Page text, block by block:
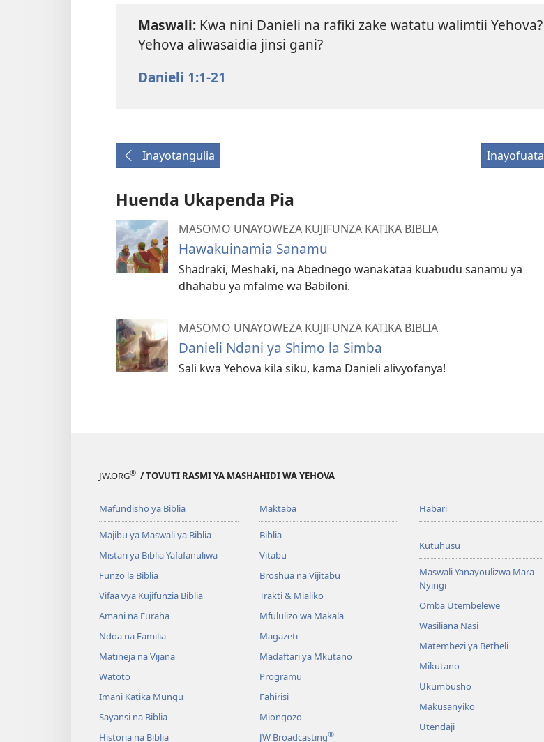
Maswali: Kwa nini Danieli na rafiki zake watatu walimtii Yehova?
Yehova aliwasaidia jinsi gani?
Danieli 1:1-21
Inayotangulia Inayofuata
Huenda Ukapenda Pia
MASOMO UNAYOWEZA KUJIFUNZA KATIKA BIBLIA
Hawakuinamia Sanamu
Shadraki, Meshaki, na Abednego wanakataa kuabudu sanamu ya
dhahabu ya mfalme wa Babiloni.
MASOMO UNAYOWEZA KUJIFUNZA KATIKA BIBLIA
Danieli Ndani ya Shimo la Simba
Sali kwa Yehova kila siku, kama Danieli alivyofanya!
JW.ORG® / TOVUTI RASMI YA MASHAHIDI WA YEHOVA
Mafundisho ya Biblia
Majibu ya Maswali ya Biblia
Mistari ya Biblia Yafafanuliwa
Funzo la Biblia
Vifaa vya Kujifunzia Biblia
Amani na Furaha
Ndoa na Familia
Matineja na Vijana
Watoto
Imani Katika Mungu
Sayansi na Biblia
Historia na Biblia
Maktaba
Biblia
Vitabu
Broshua na Vijitabu
Trakti & Mialiko
Mfululizo wa Makala
Magazeti
Madaftari ya Mkutano
Programu
Fahirisi
Miongozo
JW Broadcasting®
Habari
Kutuhusu
Maswali Yanayoulizwa Mara
Nyingi
Omba Utembelewe
Wasiliana Nasi
Matembezi ya Betheli
Mikutano
Ukumbusho
Makusanyiko
Utendaji